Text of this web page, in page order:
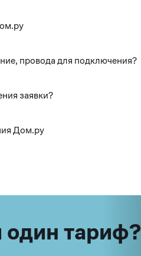
провода для подключения?
заявки?
Дом.ру
тариф?